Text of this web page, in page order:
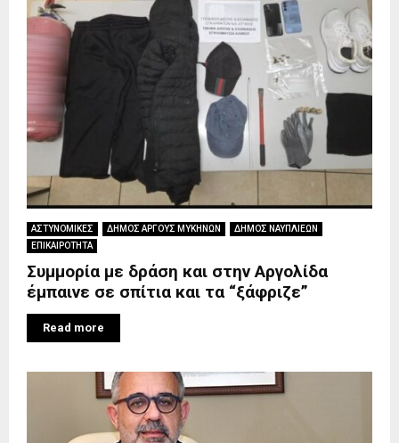
ΑΣΤΥΝΟΜΙΚΕΣ ΔΗΜΟΣ ΑΡΓΟΥΣ ΜΥΚΗΝΩΝ
ΔΗΜΟΣ ΝΑΥΠΛΙΕΩΝ
ΕΠΙΚΑΙΡΟΤΗΤΑ
Συμμορία με δράση και στην Αργολίδα
έμπαινε σε σπίτια και τα “ξάφριζε”
Read more